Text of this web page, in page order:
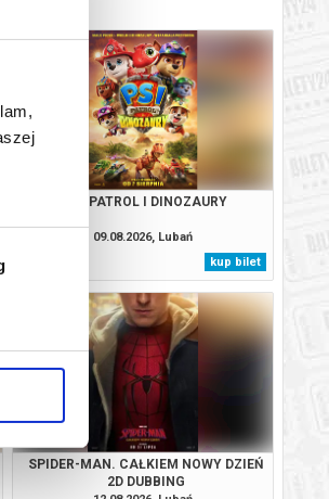
PSI PATROL I DINOZAURY
09.08.2026, Lubań
kup bilet
SPIDER-MAN. CAŁKIEM NOWY DZIEŃ
2D DUBBING